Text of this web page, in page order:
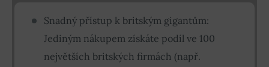
Snadný přístup k britským gigantům:
Jediným nákupem získáte podíl ve 100
největších britských firmách (např.